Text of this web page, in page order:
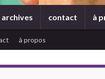
archives contact à
à propos